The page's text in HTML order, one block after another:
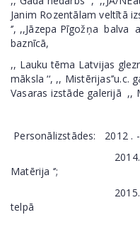
Janim Rozentālam veltītā
‘’, ,,Jāzepa Pīgožņa balva
baznīcā,
,, Lauku tēma Latvijas
māksla ‘‘, ,,
Vasaras izstāde galerijā ,,
Personālizstādes: 2012 . -
2014. - ,,
Matērija ‘’;
2015. - ,, Kaķa
telpā
,,